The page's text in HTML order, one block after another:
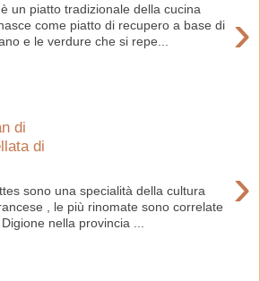
›
un piatto tradizionale della cucina
come piatto di recupero a base di
e le verdure che si repe...
di
di
›
sono una specialità della cultura
, le più rinomate sono correlate
nella provincia ...